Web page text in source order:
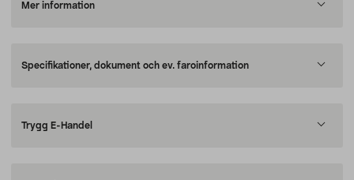
Mer information
Specifikationer, dokument och ev. faroinformation
Trygg E-Handel